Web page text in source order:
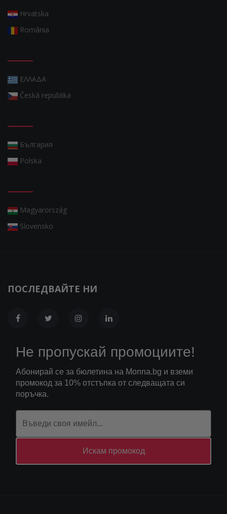
Hrvatska
România
ΕΛΛΑΔΑ
Česká republika
България
Polska
Magyarország
Slovensko
ПОСЛЕДВАЙТЕ НИ
Не пропускай промоциите!
Абонирай се за бюлетина на Monna.bg и вземи
промокод за 10% отстъпка от следващата си
поръчка.
Искам промокод